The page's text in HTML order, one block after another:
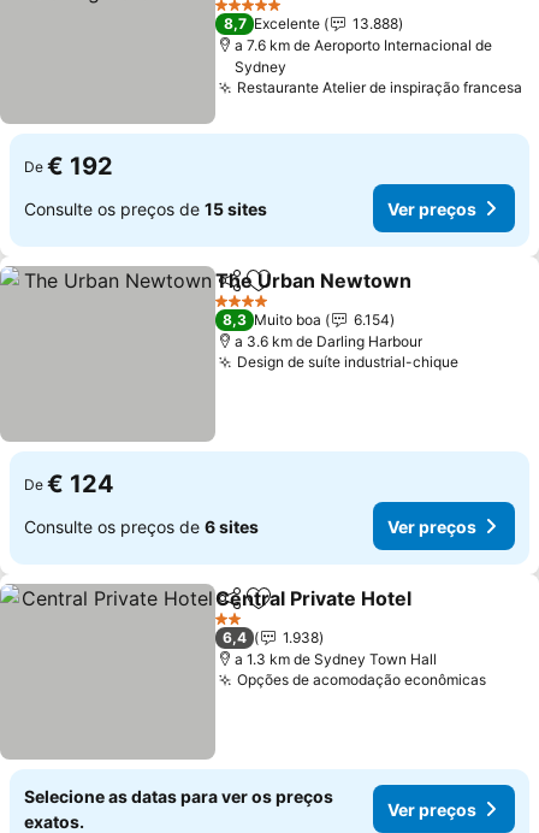
5 Estrelas
8,7 Excelente
13.888
a 7.6 km de Aeroporto Internacional de
Sydney
Restaurante Atelier de inspiração francesa
De € 192
Consulte os preços de 15 sites Ver preços
PartilharAdicionar aos favoritos
The Urban Newtown
4 Estrelas
8,3 Muito boa
6.154
a 3.6 km de Darling Harbour
Design de suíte industrial-chique
De € 124
Consulte os preços de 6 sites Ver preços
PartilharAdicionar aos favoritos
Central Private Hotel
2 Estrelas
6,4
1.938
a 1.3 km de Sydney Town Hall
Opções de acomodação econômicas
Selecione as datas para ver os preços
exatos.
Ver preços